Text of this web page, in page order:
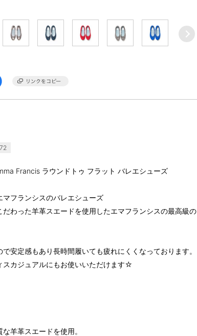
Francis ラウンドトゥ フラット バレエシューズ
マフランシスのバレエシューズ
だわった羊革スエードを使用したエマフランシスの最高級の
安定感もあり長時間履いても疲れにくくなっております。
スカジュアルにもお使いいただけます☆
羊革スエードを使用。